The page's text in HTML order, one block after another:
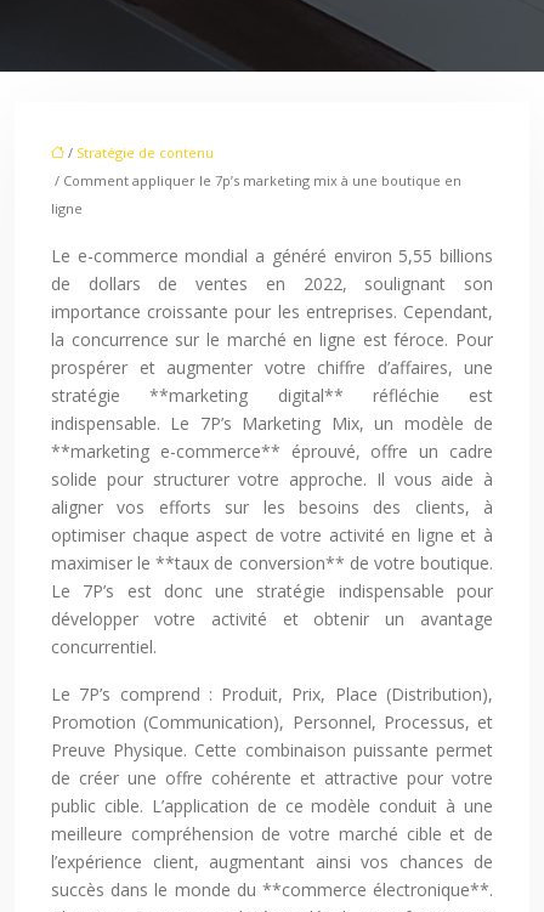
/ Stratégie de contenu
/ Comment appliquer le 7p’s marketing mix à une boutique en
ligne
Le e-commerce mondial a généré environ 5,55 billions
de dollars de ventes en 2022, soulignant son
importance croissante pour les entreprises. Cependant,
la concurrence sur le marché en ligne est féroce. Pour
prospérer et augmenter votre chiffre d’affaires, une
stratégie **marketing digital** réfléchie est
indispensable. Le 7P’s Marketing Mix, un modèle de
**marketing e-commerce** éprouvé, offre un cadre
solide pour structurer votre approche. Il vous aide à
aligner vos efforts sur les besoins des clients, à
optimiser chaque aspect de votre activité en ligne et à
maximiser le **taux de conversion** de votre boutique.
Le 7P’s est donc une stratégie indispensable pour
développer votre activité et obtenir un avantage
concurrentiel.
Le 7P’s comprend : Produit, Prix, Place (Distribution),
Promotion (Communication), Personnel, Processus, et
Preuve Physique. Cette combinaison puissante permet
de créer une offre cohérente et attractive pour votre
public cible. L’application de ce modèle conduit à une
meilleure compréhension de votre marché cible et de
l’expérience client, augmentant ainsi vos chances de
succès dans le monde du **commerce électronique**.